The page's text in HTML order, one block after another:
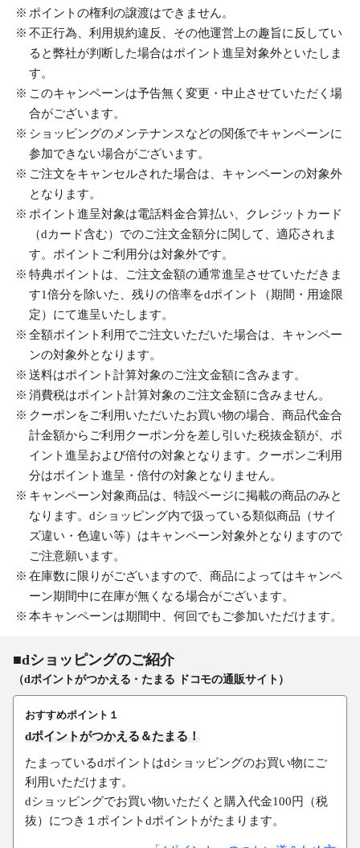
ポイントの権利の譲渡はできません。
不正行為、利用規約違反、その他運営上の趣旨に反してい
ると弊社が判断した場合はポイント進呈対象外といたしま
す。
このキャンペーンは予告無く変更・中止させていただく場
合がございます。
ショッピングのメンテナンスなどの関係でキャンペーンに
参加できない場合がございます。
ご注文をキャンセルされた場合は、キャンペーンの対象外
となります。
ポイント進呈対象は電話料金合算払い、クレジットカード
（dカード含む）でのご注文金額分に関して、適応されま
す。ポイントご利用分は対象外です。
特典ポイントは、ご注文金額の通常進呈させていただきま
す1倍分を除いた、残りの倍率をdポイント（期間・用途限
定）にて進呈いたします。
全額ポイント利用でご注文いただいた場合は、キャンペー
ンの対象外となります。
送料はポイント計算対象のご注文金額に含みます。
消費税はポイント計算対象のご注文金額に含みません。
クーポンをご利用いただいたお買い物の場合、商品代金合
計金額からご利用クーポン分を差し引いた税抜金額が、ポ
イント進呈および倍付の対象となります。クーポンご利用
分はポイント進呈・倍付の対象となりません。
キャンペーン対象商品は、特設ページに掲載の商品のみと
なります。dショッピング内で扱っている類似商品（サイ
ズ違い・色違い等）はキャンペーン対象外となりますので
ご注意願います。
在庫数に限りがございますので、商品によってはキャンペ
ーン期間中に在庫が無くなる場合がございます。
本キャンペーンは期間中、何回でもご参加いただけます。
■dショッピングのご紹介
（dポイントがつかえる・たまる ドコモの通販サイト）
おすすめポイント１
dポイントがつかえる＆たまる！
たまっているdポイントはdショッピングのお買い物にご
利用いただけます。
dショッピングでお買い物いただくと購入代金100円（税
抜）につき１ポイントdポイントがたまります。